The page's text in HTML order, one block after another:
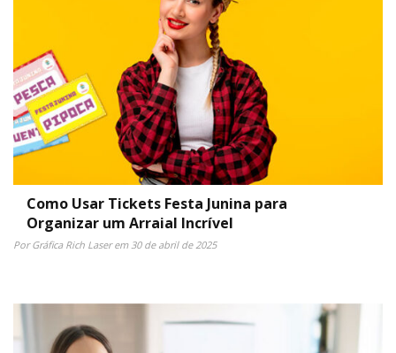
Como Usar Tickets Festa Junina para
Organizar um Arraial Incrível
Por Gráfica Rich Laser em 30 de abril de 2025